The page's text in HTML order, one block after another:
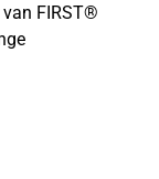
FIRST®